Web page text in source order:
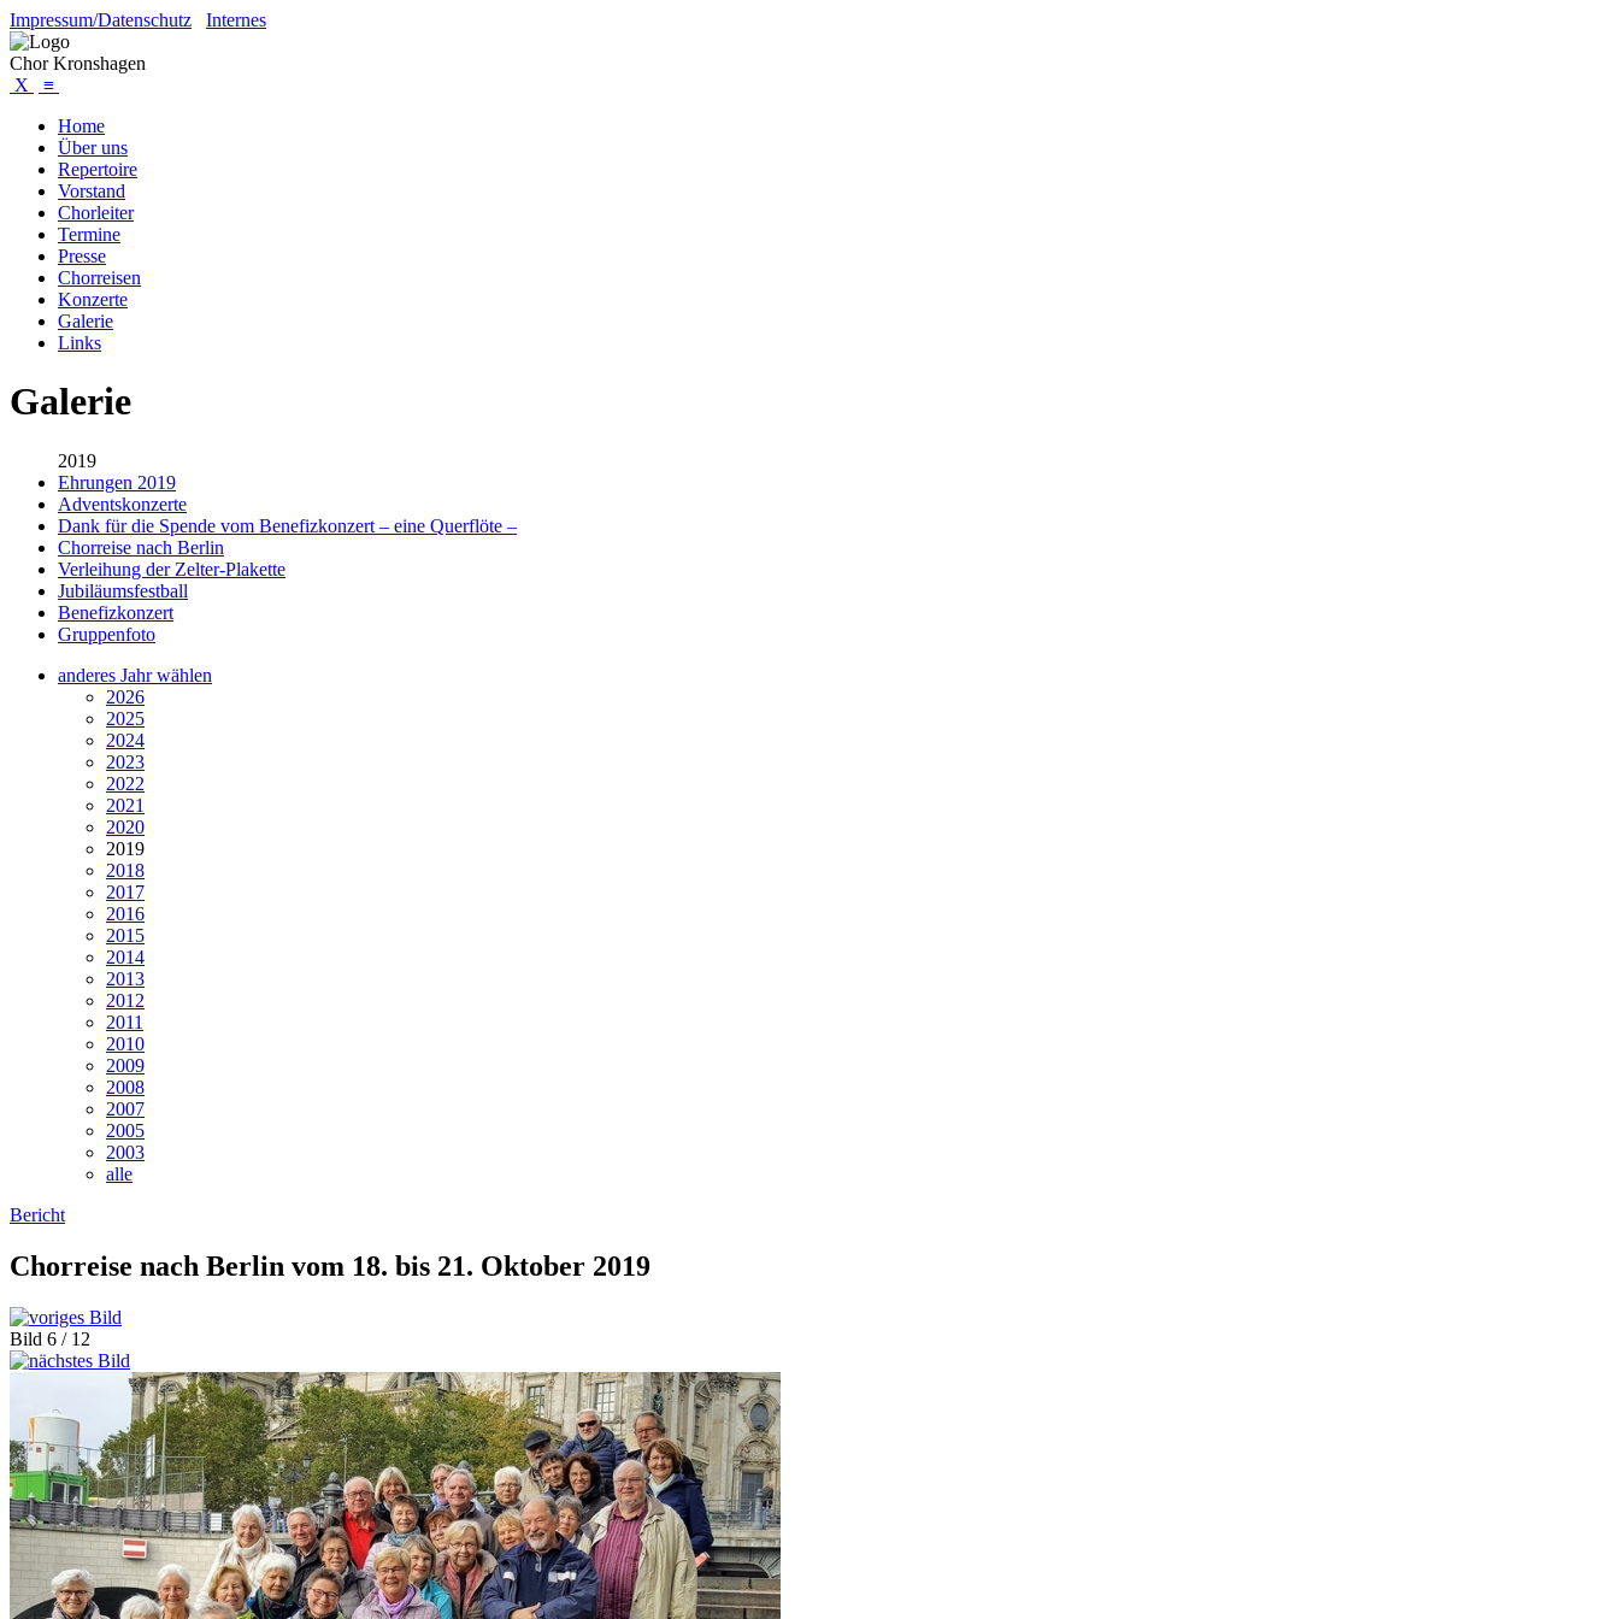
Impressum/Datenschutz Internes
Chor Kronshagen
X
≡
Home
Über uns
Repertoire
Vorstand
Chorleiter
Termine
Presse
Chorreisen
Konzerte
Galerie
Links
Galerie
2019
Ehrungen 2019
Adventskonzerte
Dank für die Spende vom Benefizkonzert – eine Querflöte –
Chorreise nach Berlin
Verleihung der Zelter-Plakette
Jubiläumsfestball
Benefizkonzert
Gruppenfoto
anderes Jahr wählen
2026
2025
2024
2023
2022
2021
2020
2019
2018
2017
2016
2015
2014
2013
2012
2011
2010
2009
2008
2007
2005
2003
alle
Bericht
Chorreise nach Berlin vom 18. bis 21. Oktober 2019
Bild 6 / 12